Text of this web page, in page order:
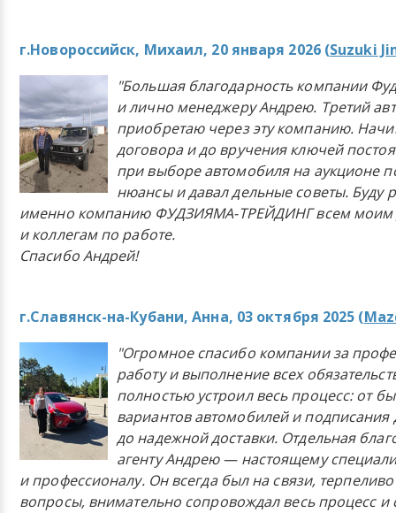
г.Новороссийск, Михаил, 20 января 2026 (Suzuki
"Большая благодарность компании
и лично менеджеру Андрею. Третий
приобретаю через эту компанию.
договора и до вручения ключей
при выборе автомобиля на аукционе
нюансы и давал дельные советы. Буду
именно компанию ФУДЗИЯМА-ТРЕЙДИНГ всем моим
и коллегам по работе.
Спасибо Андрей!
г.Славянск-на-Кубани, Анна, 03 октября 2025 (
"Огромное спасибо компании за
работу и выполнение всех
полностью устроил весь процесс: от
вариантов автомобилей и подписания
до надежной доставки. Отдельная
агенту Андрею — настоящему
и профессионалу. Он всегда был на связи,
вопросы, внимательно сопровождал весь процесс и